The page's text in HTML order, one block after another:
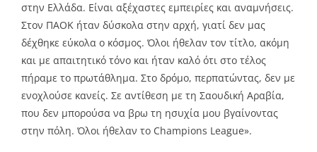
στην Ελλάδα. Είναι αξέχαστες εμπειρίες και αναμνήσεις.
Στον ΠΑΟΚ ήταν δύσκολα στην αρχή, γιατί δεν μας
δέχθηκε εύκολα ο κόσμος. Όλοι ήθελαν τον τίτλο, ακόμη
και με απαιτητικό τόνο και ήταν καλό ότι στο τέλος
πήραμε το πρωτάθλημα. Στο δρόμο, περπατώντας, δεν με
ενοχλούσε κανείς. Σε αντίθεση με τη Σαουδική Αραβία,
που δεν μπορούσα να βρω τη ησυχία μου βγαίνοντας
στην πόλη. Όλοι ήθελαν το Champions League».